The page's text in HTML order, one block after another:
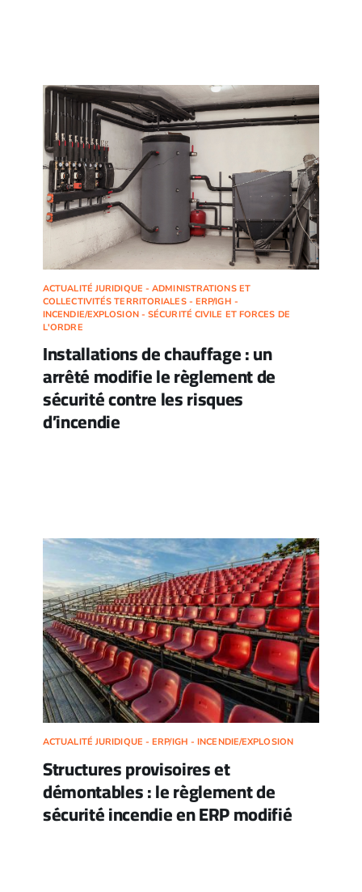
ACTUALITÉ JURIDIQUE - ADMINISTRATIONS ET
COLLECTIVITÉS TERRITORIALES - ERP/IGH -
INCENDIE/EXPLOSION - SÉCURITÉ CIVILE ET FORCES DE
L'ORDRE
Installations de chauffage : un
arrêté modifie le règlement de
sécurité contre les risques
d’incendie
ACTUALITÉ JURIDIQUE - ERP/IGH - INCENDIE/EXPLOSION
Structures provisoires et
démontables : le règlement de
sécurité incendie en ERP modifié